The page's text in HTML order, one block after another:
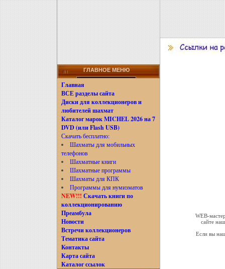
ГЛАВНОЕ МЕНЮ
Главная
ВСЕ разделы сайта
Диски для коллекционеров и
любителей шахмат
Каталог марок MICHEL 2026 на 7
DVD (или Flash USB)
Скачать бесплатно:
Шахматы для мобильных
телефонов
Шахматные книги
Шахматные программы
Шахматы для КПК
Программы для нумизматов
NEW!!! Скачать книги по
коллекционированию
Преамбула
Новости
Встречи коллекционеров
Тематика сайта
Контакты
Карта сайта
Каталог ссылок
WEB-
сайте
Если вы